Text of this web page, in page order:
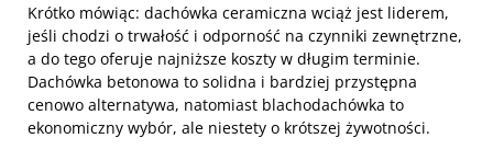
Krótko mówiąc: dachówka ceramiczna wciąż jest liderem,
jeśli chodzi o trwałość i odporność na czynniki zewnętrzne,
a do tego oferuje najniższe koszty w długim terminie.
Dachówka betonowa to solidna i bardziej przystępna
cenowo alternatywa, natomiast blachodachówka to
ekonomiczny wybór, ale niestety o krótszej żywotności.